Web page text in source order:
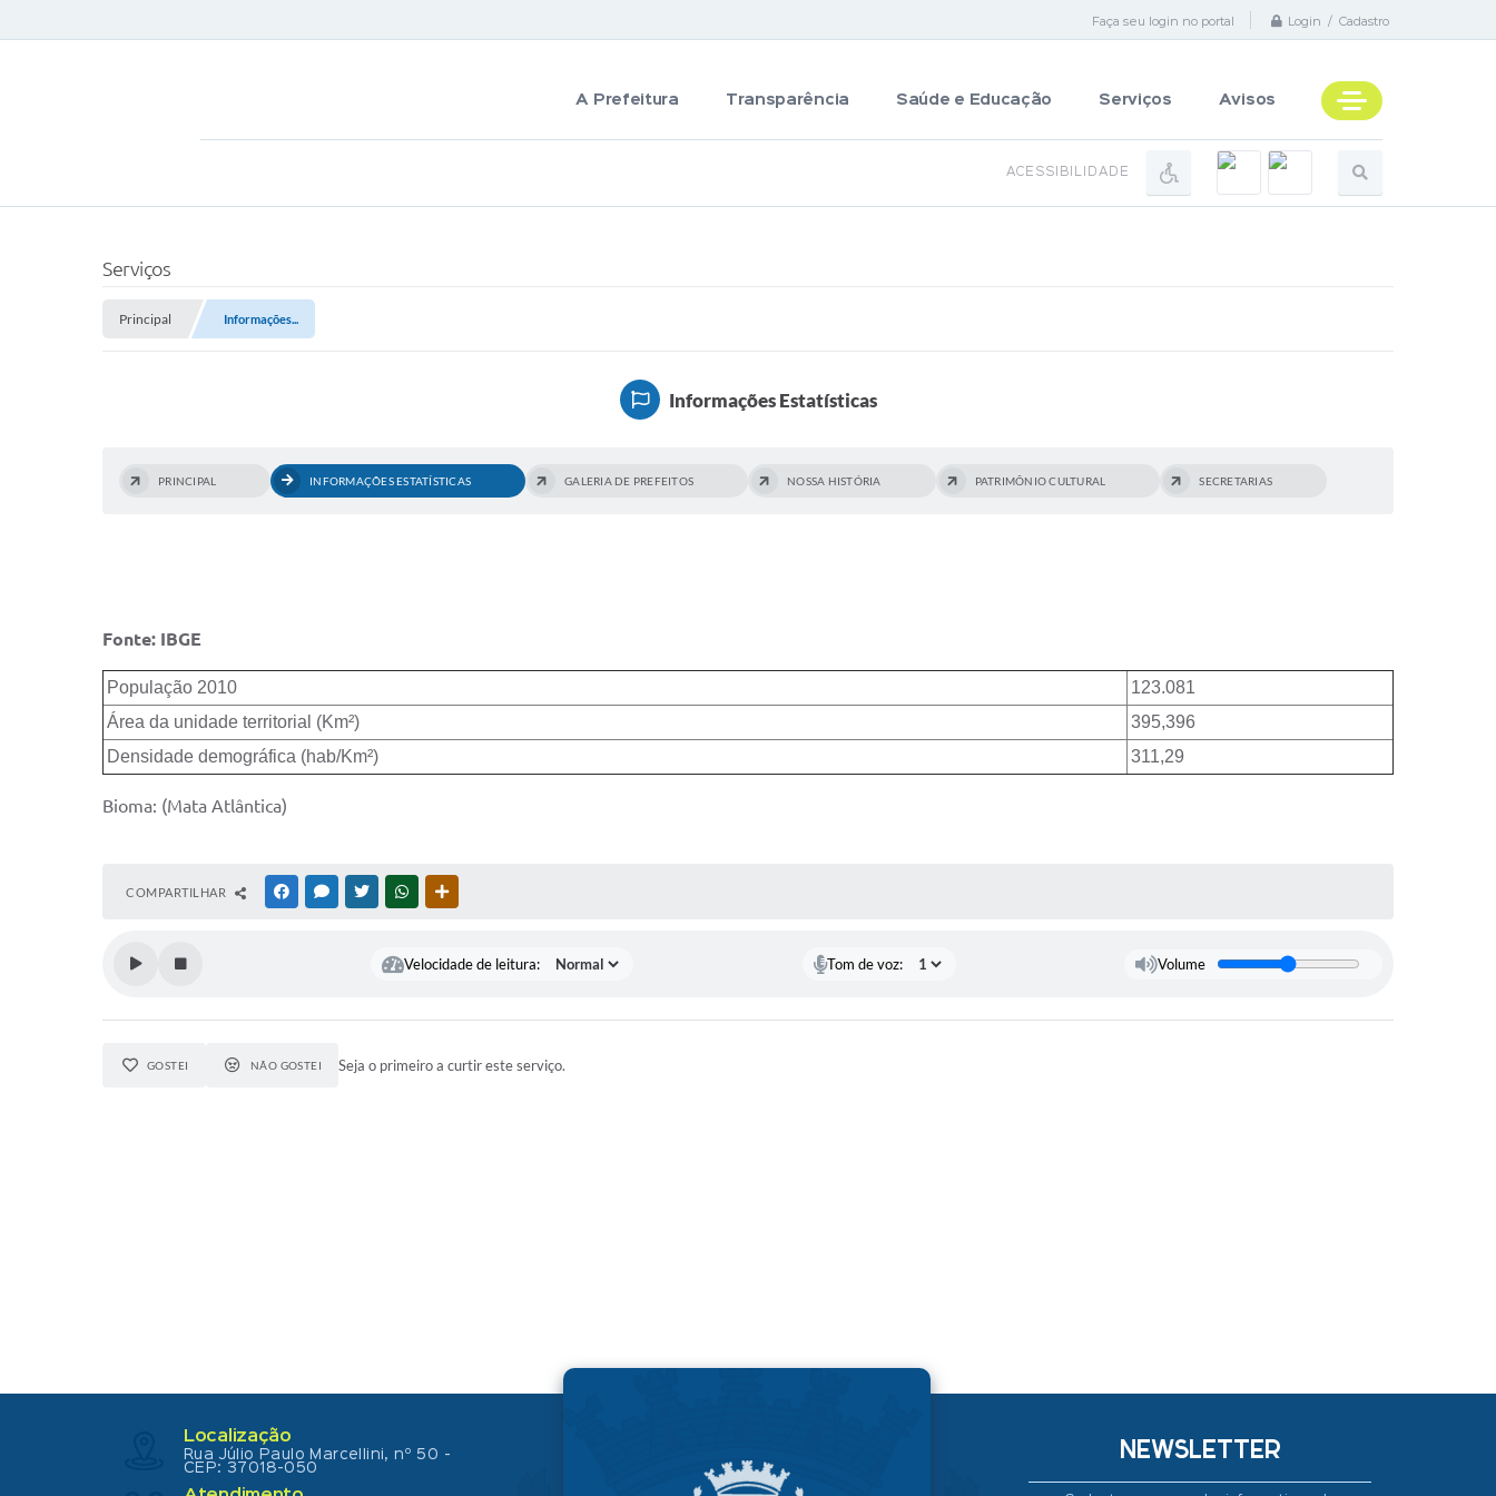
Faça seu login no portal Login / Cadastro
A Prefeitura Transparência Saúde e Educação Serviços Avisos
ACESSIBILIDADE
Serviços
Principal Informações...
Informações Estatísticas
PRINCIPAL INFORMAÇÕES ESTATÍSTICAS GALERIA DE PREFEITOS NOSSA HISTÓRIA PATRIMÔNIO CULTURAL SECRETARIAS
Fonte: IBGE
População 2010
123.081
Área da unidade territorial (Km²)
395,396
Densidade demográfica (hab/Km²)
311,29
Bioma: (Mata Atlântica)
COMPARTILHAR FACEBOOKMESSENGER
TWITTERWHATSAPP
Velocidade de leitura: Tom de voz: Volume
GOSTEI NÃO GOSTEI Seja o primeiro a curtir este serviço.
Localização
Rua Júlio Paulo Marcellini, nº 50 -
CEP: 37018-050
NEWSLETTER